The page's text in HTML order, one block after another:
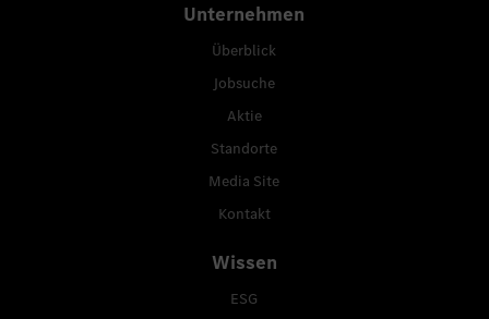
Unternehmen
Überblick
Jobsuche
Aktie
Standorte
Media Site
Kontakt
Wissen
ESG